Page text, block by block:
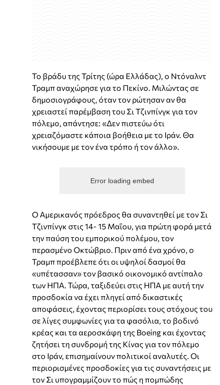
Το βράδυ της Τρίτης (ώρα Ελλάδας), ο Ντόναλντ
Τραμπ αναχώρησε για το Πεκίνο. Μιλώντας σε
δημοσιογράφους, όταν τον ρώτησαν αν θα
χρειαστεί παρέμβαση του Σι Τζινπίνγκ για τον
πόλεμο, απάντησε: «Δεν πιστεύω ότι
χρειαζόμαστε κάποια βοήθεια με το Ιράν. Θα
νικήσουμε με τον ένα τρόπο ή τον άλλο».
Error loading embed
Ο Αμερικανός πρόεδρος θα συναντηθεί με τον Σι
Τζινπίνγκ στις 14- 15 Μαΐου, για πρώτη φορά μετά
την παύση του εμπορικού πολέμου, τον
περασμένο Οκτώβριο. Πριν από ένα χρόνο, ο
Τραμπ προέβλεπε ότι οι υψηλοί δασμοί θα
«υπέτασσαν» τον βασικό οικονομικό αντίπαλο
των ΗΠΑ. Τώρα, ταξιδεύει στις ΗΠΑ με αυτή την
προσδοκία να έχει πληγεί από δικαστικές
αποφάσεις, έχοντας περιορίσει τους στόχους του
σε λίγες συμφωνίες για τα φασόλια, το βοδινό
κρέας και τα αεροσκάφη της Boeing και έχοντας
ζητήσει τη συνδρομή της Κίνας για τον πόλεμο
στο Ιράν, επισημαίνουν πολιτικοί αναλυτές. Οι
περιορισμένες προσδοκίες για τις συναντήσεις με
τον Σι υπογραμμίζουν το πώς η πομπώδης